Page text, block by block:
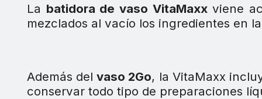
La batidora de vaso VitaMaxxviene
mezclados al vacío los ingredientes en
Además del vaso 2Go, la VitaMaxx
conservar todo tipo de preparaciones